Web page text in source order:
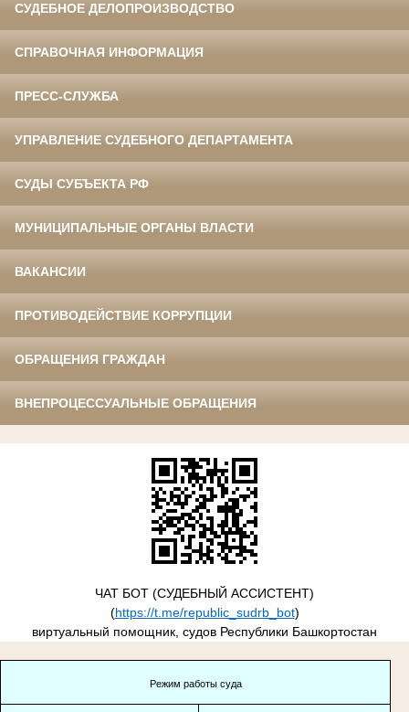
СУДЕБНОЕ ДЕЛОПРОИЗВОДСТВО
СПРАВОЧНАЯ ИНФОРМАЦИЯ
ПРЕСС-СЛУЖБА
УПРАВЛЕНИЕ СУДЕБНОГО ДЕПАРТАМЕНТА
СУДЫ СУБЪЕКТА РФ
МУНИЦИПАЛЬНЫЕ ОРГАНЫ ВЛАСТИ
ВАКАНСИИ
ПРОТИВОДЕЙСТВИЕ КОРРУПЦИИ
ОБРАЩЕНИЯ ГРАЖДАН
ВНЕПРОЦЕССУАЛЬНЫЕ ОБРАЩЕНИЯ
ЧАТ БОТ (СУДЕБНЫЙ АССИСТЕНТ)
(https://t.me/republic_sudrb_bot)
виртуальный помощник, судов Республики Башкортостан
Режим работы суда